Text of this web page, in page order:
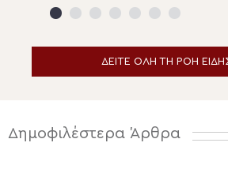
Ναυπλίου
ΔΕΙΤΕ ΟΛΗ ΤΗ ΡΟΗ
Δημοφιλέστερα Άρθρα